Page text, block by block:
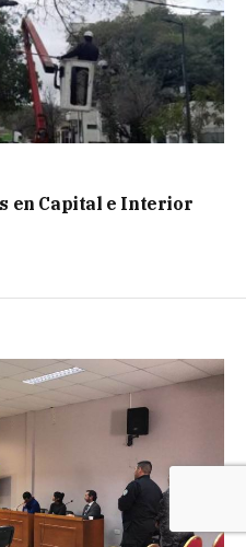
en Capital e Interior